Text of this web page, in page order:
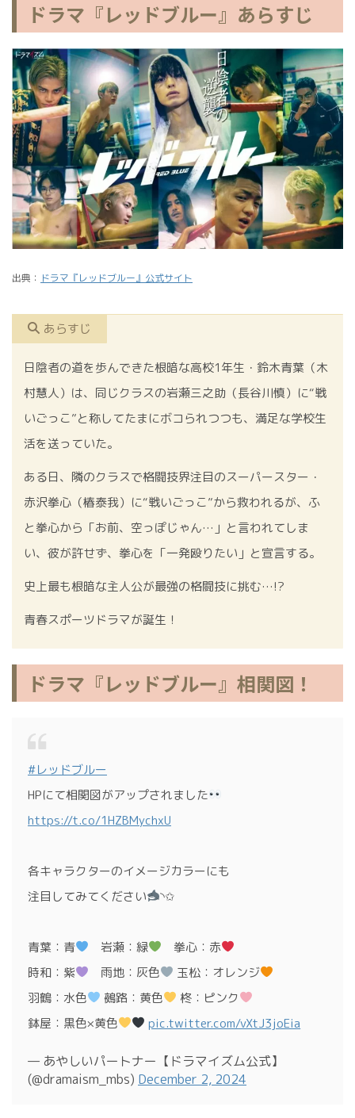
ドラマ『レッドブルー』あらすじ
出典 ： ドラマ『レッドブルー』公式サイト
あらすじ
日陰者の道を歩んできた根暗な高校1年生・鈴木青葉（木
村慧人）は、同じクラスの岩瀬三之助（長谷川慎）に“戦
いごっこ”と称してたまにボコられつつも、満足な学校生
活を送っていた。
ある日、隣のクラスで格闘技界注目のスーパースター・
赤沢拳心（椿泰我）に“戦いごっこ”から救われるが、ふ
と拳心から「お前、空っぽじゃん…」と言われてしま
い、彼が許せず、拳心を「一発殴りたい」と宣言する。
史上最も根暗な主人公が最強の格闘技に挑む…!?
青春スポーツドラマが誕生！
ドラマ『レッドブルー』相関図！
#レッドブルー
HPにて相関図がアップされました
https://t.co/1HZBMychxU
各キャラクターのイメージカラーにも
注目してみてください
◝✩
青葉：青 岩瀬：緑
拳心：赤
時和：紫
雨地：灰色
玉松：オレンジ
羽鶴：水色
鵺路：黄色
柊：ピンク
鉢屋：黒色×黄色
pic.twitter.com/vXtJ3joEia
— あやしいパートナー【ドラマイズム公式】
(@dramaism_mbs) December 2, 2024